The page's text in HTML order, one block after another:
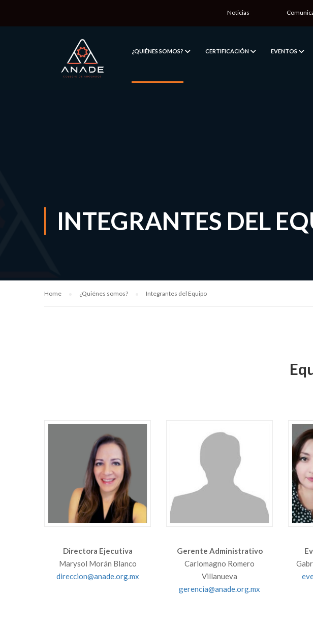
Noticias
¿QUIÉNES SOMOS? CERTIFICACIÓN EVENTOS
INTEGRANTES DEL
Home ¿Quiénes somos? Integrantes del Equipo
Directora Ejecutiva
Marysol Morán Blanco
direccion@anade.org.mx
Gerente Administrativo
Carlomagno Romero
Villanueva
gerencia@anade.org.mx